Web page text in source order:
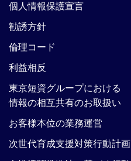
個人情報保護宣言
勧誘方針
倫理コード
利益相反
東京短資グループにおける
情報の相互共有のお取扱い
お客様本位の業務運営
次世代育成支援対策行動計画